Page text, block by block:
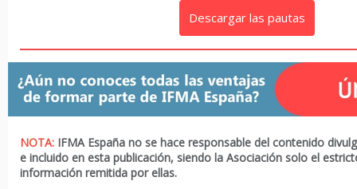
Descargar las pautas
NOTA: IFMA España no se hace responsable del contenido
e incluido en esta publicación, siendo la Asociación solo el
información remitida por ellas.